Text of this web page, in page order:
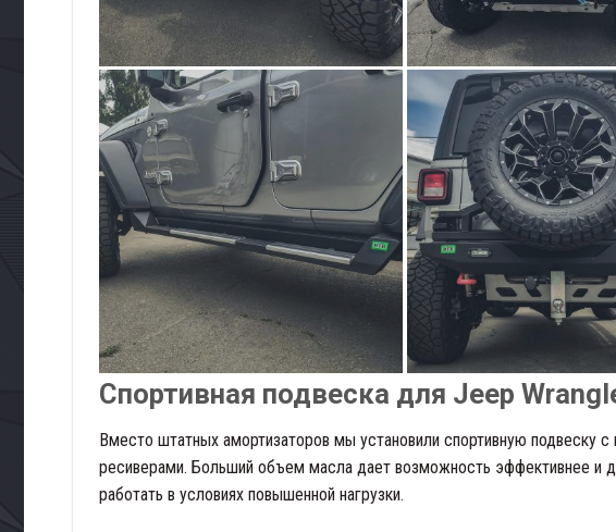
Спортивная подвеска для Jeep
Вместо штатных амортизаторов мы установили спортивную подвеску
ресиверами. Больший объем масла дает возможность эффективнее и
работать в условиях повышенной нагрузки.